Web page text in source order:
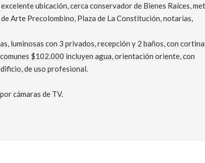
ubicación, cerca conservador de Bienes Raíces,
Arte Precolombino, Plaza de La Constitución, notarias,
luminosas con 3 privados, recepción y 2 baños, con
$102.000 incluyen agua, orientación oriente, con
de uso profesional.
cámaras de TV.